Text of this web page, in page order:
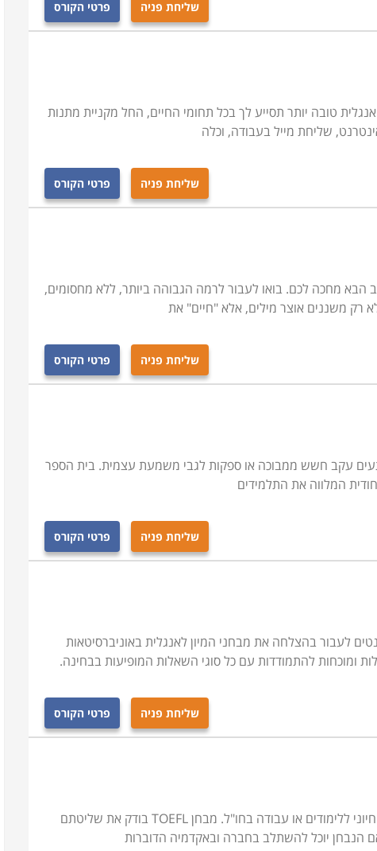
שליחת פניה פרטי הקורס
טובה יותר תסייע לך בכל תחומי החיים, החל מקניית מתנות
שליחת מייל בעבודה, וכלה
שליחת פניה פרטי הקורס
הבא מחכה לכם. בואו לעבור לרמה הגבוהה ביותר, ללא מחסומים,
רק משננים אוצר מילים, אלא "חיים" את
שליחת פניה פרטי הקורס
עקב חשש ממבוכה או ספקות לגבי משמעת עצמית. בית הספר
המלווה את התלמידים
שליחת פניה פרטי הקורס
לעבור בהצלחה את מבחני המיון לאנגלית באוניברסיטאות
ומוכחות להתמודדות עם כל סוגי השאלות המופיעות בבחינה.
שליחת פניה פרטי הקורס
מסלול הכנה למבחן ה-TOEFL - כרטיס הכניסה החיוני ללימודים או עבודה בחו"ל. מבחן TOEFL בודק את שליטתם
הנבחן יוכל להשתלב בחברה ובאקדמיה הדוברות